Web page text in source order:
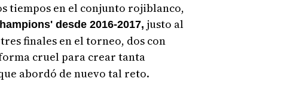
tiempos en el conjunto rojiblanco,
desde 2016-2017, justo al
finales en el torneo, dos con
cruel para crear tanta
abordó de nuevo tal reto.